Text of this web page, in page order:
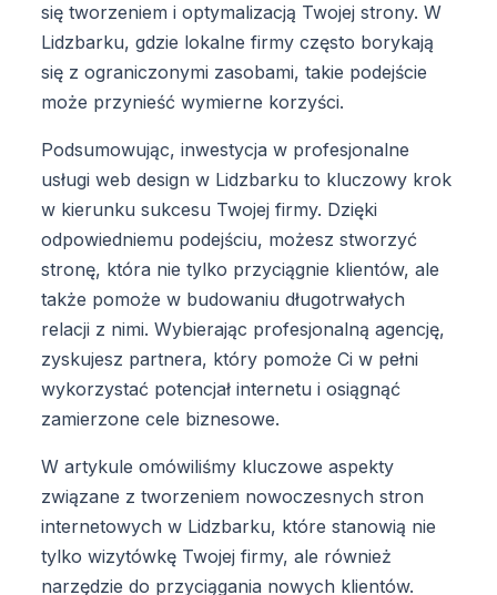
się tworzeniem i optymalizacją Twojej strony. W
Lidzbarku, gdzie lokalne firmy często borykają
się z ograniczonymi zasobami, takie podejście
może przynieść wymierne korzyści.
Podsumowując, inwestycja w profesjonalne
usługi web design w Lidzbarku to kluczowy krok
w kierunku sukcesu Twojej firmy. Dzięki
odpowiedniemu podejściu, możesz stworzyć
stronę, która nie tylko przyciągnie klientów, ale
także pomoże w budowaniu długotrwałych
relacji z nimi. Wybierając profesjonalną agencję,
zyskujesz partnera, który pomoże Ci w pełni
wykorzystać potencjał internetu i osiągnąć
zamierzone cele biznesowe.
W artykule omówiliśmy kluczowe aspekty
związane z tworzeniem nowoczesnych stron
internetowych w Lidzbarku, które stanowią nie
tylko wizytówkę Twojej firmy, ale również
narzędzie do przyciągania nowych klientów.